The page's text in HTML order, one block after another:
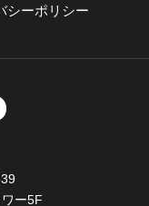
シーポリシー
ー5F